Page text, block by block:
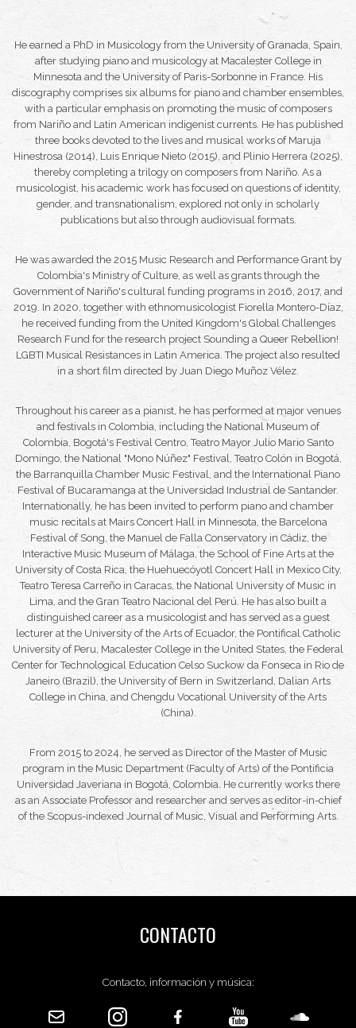
He earned a PhD in Musicology from the University of Granada, Spain,
after studying piano and musicology at Macalester College in
Minnesota and the University of Paris-Sorbonne in France. His
discography comprises six albums for piano and chamber ensembles,
with a particular emphasis on promoting the music of composers
from Nariño and Latin American indigenist currents. He has published
three books devoted to the lives and musical works of Maruja
Hinestrosa (2014), Luis Enrique Nieto (2015), and Plinio Herrera (2025),
thereby completing a trilogy on composers from Nariño. As a
musicologist, his academic work has focused on questions of identity,
gender, and transnationalism, explored not only in scholarly
publications but also through audiovisual formats.
He was awarded the 2015 Music Research and Performance Grant by
Colombia's Ministry of Culture, as well as grants through the
Government of Nariño's cultural funding programs in 2016, 2017, and
2019. In 2020, together with ethnomusicologist Fiorella Montero-Díaz,
he received funding from the United Kingdom's Global Challenges
Research Fund for the research project Sounding a Queer Rebellion!
LGBTI Musical Resistances in Latin America. The project also resulted
in a short film directed by Juan Diego Muñoz Vélez.
Throughout his career as a pianist, he has performed at major venues
and festivals in Colombia, including the National Museum of
Colombia, Bogotá's Festival Centro, Teatro Mayor Julio Mario Santo
Domingo, the National "Mono Núñez" Festival, Teatro Colón in Bogotá,
the Barranquilla Chamber Music Festival, and the International Piano
Festival of Bucaramanga at the Universidad Industrial de Santander.
Internationally, he has been invited to perform piano and chamber
music recitals at Mairs Concert Hall in Minnesota, the Barcelona
Festival of Song, the Manuel de Falla Conservatory in Cádiz, the
Interactive Music Museum of Málaga, the School of Fine Arts at the
University of Costa Rica, the Huehuecóyotl Concert Hall in Mexico City,
Teatro Teresa Carreño in Caracas, the National University of Music in
Lima, and the Gran Teatro Nacional del Perú. He has also built a
distinguished career as a musicologist and has served as a guest
lecturer at the University of the Arts of Ecuador, the Pontifical Catholic
University of Peru, Macalester College in the United States, the Federal
Center for Technological Education Celso Suckow da Fonseca in Rio de
Janeiro (Brazil), the University of Bern in Switzerland, Dalian Arts
College in China, and Chengdu Vocational University of the Arts
(China).
From 2015 to 2024, he served as Director of the Master of Music
program in the Music Department (Faculty of Arts) of the Pontificia
Universidad Javeriana in Bogotá, Colombia. He currently works there
as an Associate Professor and researcher and serves as editor-in-chief
of the Scopus-indexed Journal of Music, Visual and Performing Arts.
CONTACTO
Contacto, información y música: